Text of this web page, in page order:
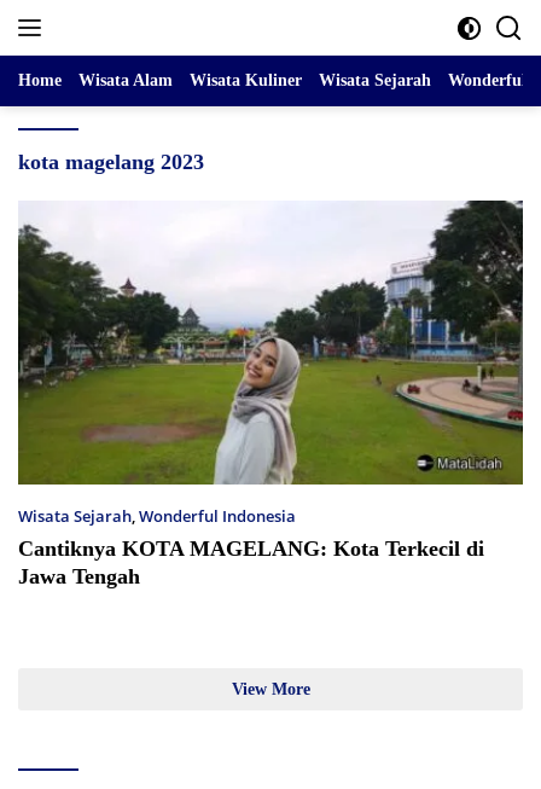
Home Wisata Alam Wisata Kuliner Wisata Sejarah Wonderful
kota magelang 2023
Wisata Sejarah,Wonderful Indonesia
Cantiknya KOTA MAGELANG: Kota Terkecil di
Jawa Tengah
View More